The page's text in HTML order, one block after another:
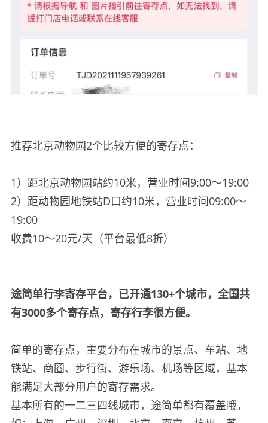
推荐北京动物园2个比较方便的寄存点：
1）距北京动物园站约10米，营业时间9:00～19:00
2）距动物园地铁站D口约10米，营业时间09:00～
19:00
收费10～20元/天（平台最低8折）
途简单行李寄存平台，已开通130+个城市，全国共
有3000多个寄存点，寄存行李很方便。
简单的寄存点，主要分布在城市的景点、车站、地
铁站、商圈、步行街、游乐场、机场等区域，基本
能满足大部分用户的寄存需求。
基本所有的一二三四线城市，途简单都有覆盖哦，